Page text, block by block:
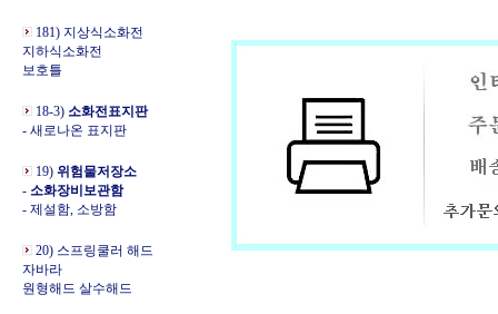
181) 지상식소화전
지하식소화전
보호틀
18-3) 소화전표지판
- 새로나온 표지판
19) 위험물저장소
- 소화장비보관함
- 제설함, 소방함
20) 스프링쿨러 해드
자바라
원형해드 살수해드